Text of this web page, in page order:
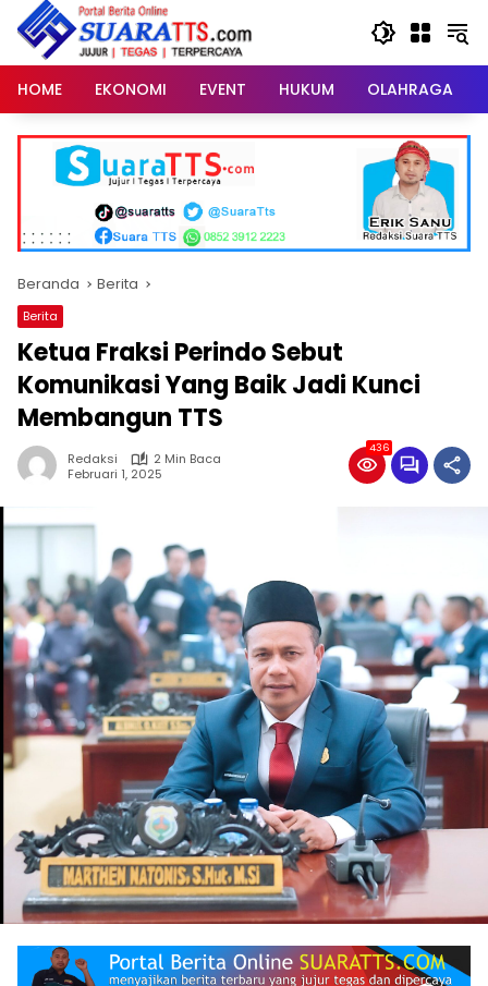
Langsung
konten
HOME
EKONOMI EVENT HUKUM OLAHRAGA
Beranda Berita
Berita
Ketua Fraksi Perindo Sebut
Komunikasi Yang Baik Jadi Kunci
Membangun TTS
Redaksi
2 Min Baca
Februari 1, 2025
436